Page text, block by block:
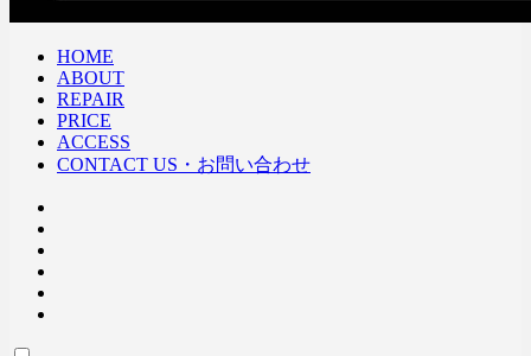
HOME
ABOUT
REPAIR
PRICE
ACCESS
CONTACT US・お問い合わせ